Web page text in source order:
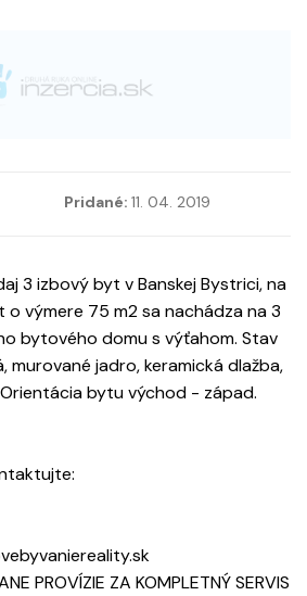
Pridané: 11. 04. 2019
3 izbový byt v Banskej Bystrici, na
o výmere 75 m2 sa nachádza na 3
bytového domu s výťahom. Stav
jadro, keramická dlažba,
bytu východ - západ.
PROVÍZIE ZA KOMPLETNÝ SERVIS